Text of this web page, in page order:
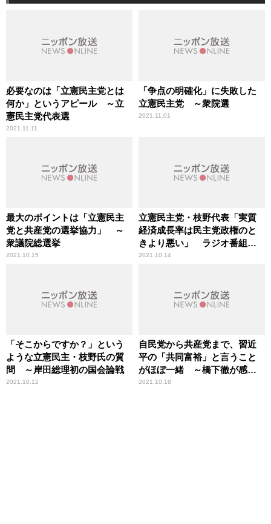
必要なのは「立憲民主党とは
何か」というアピール ～立
憲民主党代表選
2021.11.11
「争点の明確化」に失敗した
立憲民主党 ～衆院選
2021.11.01
最大のポイントは「立憲民主
党と共産党の選挙協力」 ～
衆議院総選挙
2021.10.15
立憲民主党・枝野代表「実質
経済成長率は民主党政権のと
きより悪い」 ラジオ番組で
反論
2021.10.14
「そこからですか？」という
ような立憲民主・枝野氏の質
問 ～岸田総理初の国会論戦
2021.10.12
自民党から共産党まで、習近
平の「共同富裕」と言うこと
がほぼ一緒 ～橋下徹が感じ
る“疑問”
2021.10.18